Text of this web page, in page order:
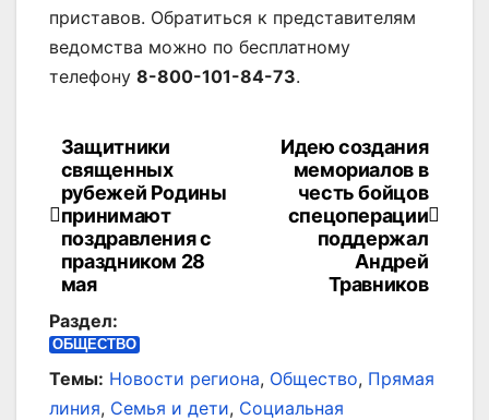
приставов. Обратиться к представителям
ведомства можно по бесплатному
телефону 8-800-101-84-73.
Навигация
по
записям
Идею создания
мемориалов в
честь бойцов
спецоперации
поддержал
Андрей
Травников
Защитники
священных
рубежей Родины
принимают
поздравления с
праздником 28
мая
Раздел:
ОБЩЕСТВО
Темы: Новости региона, Общество, Прямая
линия, Семья и дети, Социальная